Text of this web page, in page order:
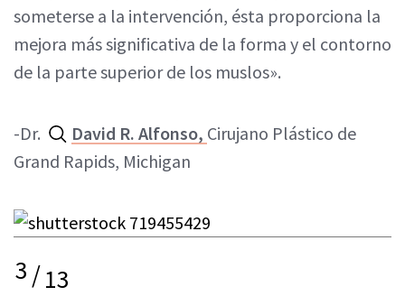
someterse a la intervención, ésta proporciona la
mejora más significativa de la forma y el contorno
de la parte superior de los muslos».
-Dr. David R. Alfonso, Cirujano Plástico de
Grand Rapids, Michigan
3/13